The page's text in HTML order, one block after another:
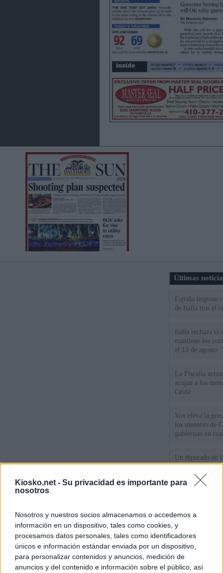
Kiosko.net - Su privacidad es importante para
nosotros
Nosotros y nuestros socios almacenamos o accedemos a
información en un dispositivo, tales como cookies, y
procesamos datos personales, tales como identificadores
únicos e información estándar enviada por un dispositivo,
para personalizar contenidos y anuncios, medición de
anuncios y del contenido e información sobre el público, así
Últimas
España impone
de Italia tras el
Italia rechaza el
mantiene los
el 15 de agosto:
La Fiscalía
acojan a los
Ceuta
Vox eleva la
los menores de
gobiernan en
Un diputado de
ante la Fiscalía
los
de Ceuta
© Kiosko.net Aviso Legal Privacidad y Cookies